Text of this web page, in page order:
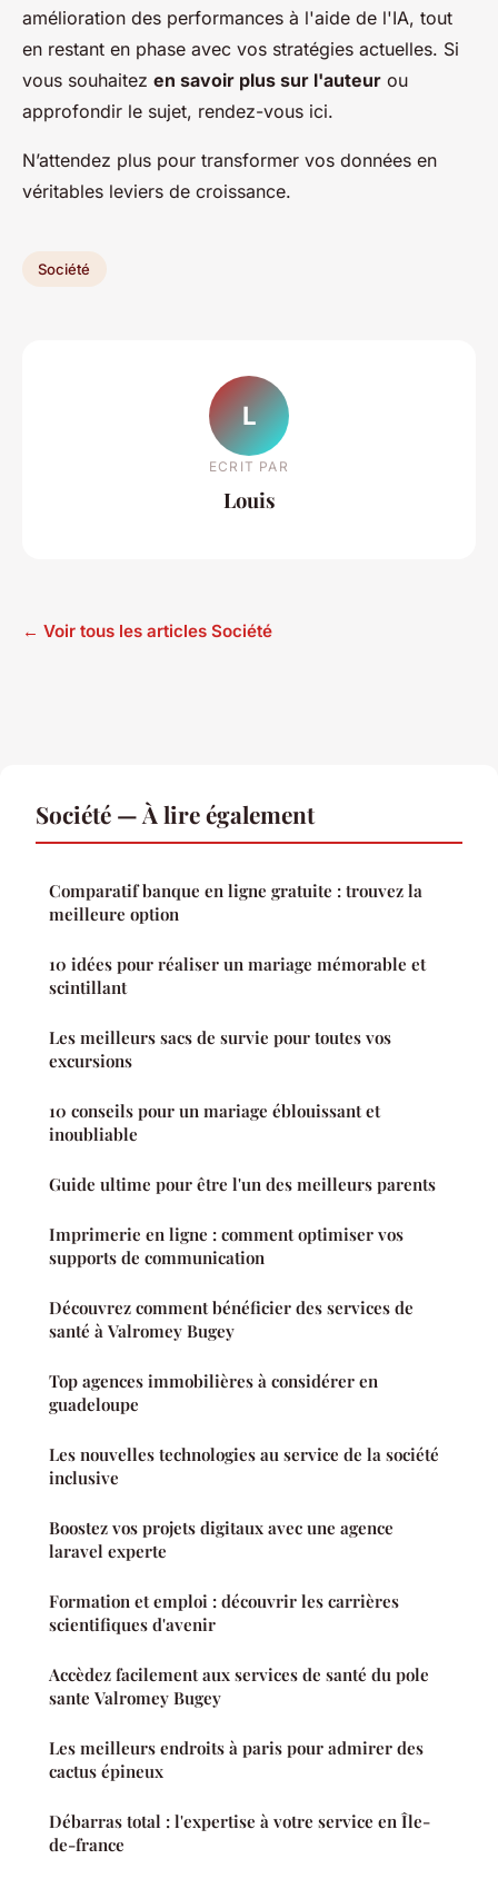
amélioration des performances à l'aide de l'IA, tout
en restant en phase avec vos stratégies actuelles. Si
vous souhaitez en savoir plus sur l'auteur ou
approfondir le sujet, rendez-vous ici.
N’attendez plus pour transformer vos données en
véritables leviers de croissance.
Société
L
ECRIT PAR
Louis
← Voir tous les articles Société
Société — À lire également
Comparatif banque en ligne gratuite : trouvez la
meilleure option
10 idées pour réaliser un mariage mémorable et
scintillant
Les meilleurs sacs de survie pour toutes vos
excursions
10 conseils pour un mariage éblouissant et
inoubliable
Guide ultime pour être l'un des meilleurs parents
Imprimerie en ligne : comment optimiser vos
supports de communication
Découvrez comment bénéficier des services de
santé à Valromey Bugey
Top agences immobilières à considérer en
guadeloupe
Les nouvelles technologies au service de la société
inclusive
Boostez vos projets digitaux avec une agence
laravel experte
Formation et emploi : découvrir les carrières
scientifiques d'avenir
Accèdez facilement aux services de santé du pole
sante Valromey Bugey
Les meilleurs endroits à paris pour admirer des
cactus épineux
Débarras total : l'expertise à votre service en Île-
de-france